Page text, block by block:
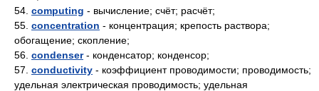
54. computing - вычисление; счёт; расчёт;
55. concentration - концентрация; крепость раствора;
обогащение; скопление;
56. condenser- конденсатор; конденсор;
57. conductivity - коэффициент проводимости; проводимость;
удельная электрическая проводимость; удельная